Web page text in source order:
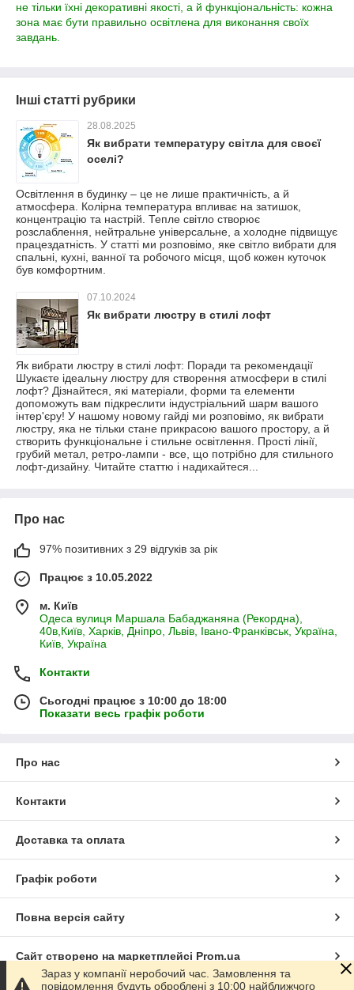
не тільки їхні декоративні якості, а й функціональність: кожна
зона має бути правильно освітлена для виконання своїх
завдань.
Інші статті рубрики
28.08.2025
Як вибрати температуру світла для своєї
оселі?
Освітлення в будинку – це не лише практичність, а й
атмосфера. Колірна температура впливає на затишок,
концентрацію та настрій. Тепле світло створює
розслаблення, нейтральне універсальне, а холодне підвищує
працездатність. У статті ми розповімо, яке світло вибрати для
спальні, кухні, ванної та робочого місця, щоб кожен куточок
був комфортним.
07.10.2024
Як вибрати люстру в стилі лофт
Як вибрати люстру в стилі лофт: Поради та рекомендації
Шукаєте ідеальну люстру для створення атмосфери в стилі
лофт? Дізнайтеся, які матеріали, форми та елементи
допоможуть вам підкреслити індустріальний шарм вашого
інтер'єру! У нашому новому гайді ми розповімо, як вибрати
люстру, яка не тільки стане прикрасою вашого простору, а й
створить функціональне і стильне освітлення. Прості лінії,
грубий метал, ретро-лампи - все, що потрібно для стильного
лофт-дизайну. Читайте статтю і надихайтеся...
Про нас
97% позитивних з 29 відгуків за рік
Працює з 10.05.2022
м. Київ
Одеса вулиця Маршала Бабаджаняна (Рекордна),
40в,Київ, Харків, Дніпро, Львів, Івано-Франківськ, Україна,
Київ, Україна
Контакти
Сьогодні працює з 10:00 до 18:00
Показати весь графік роботи
Про нас
Контакти
Доставка та оплата
Графік роботи
Повна версія сайту
Сайт створено на маркетплейсі Prom.ua
Зараз у компанії неробочий час. Замовлення та
повідомлення будуть оброблені з 10:00 найближчого